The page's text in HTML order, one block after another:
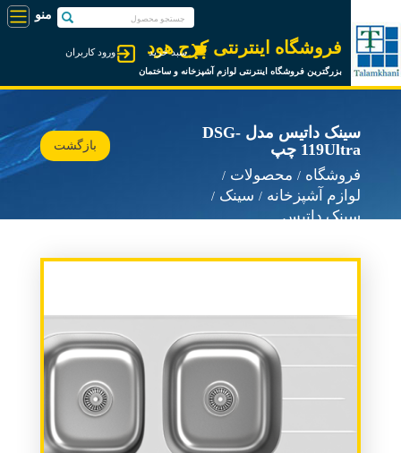
فروشگاه اینترنتی کرج هود
بزرگترین فروشگاه اینترنتی لوازم آشپزخانه و ساختمان
ورود کاربران سبد خرید
سینک داتیس مدل DSG-
119Ultra چپ
فروشگاه
محصولات
لوازم آشپزخانه
سینک
سینک داتیس
بازگشت